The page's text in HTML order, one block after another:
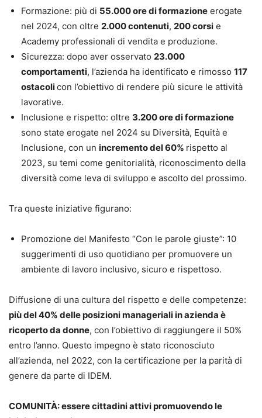
Formazione: più di 55.000 ore di formazione erogate
nel 2024, con oltre 2.000 contenuti, 200 corsi e
Academy professionali di vendita e produzione.
Sicurezza: dopo aver osservato 23.000
comportamenti, l’azienda ha identificato e rimosso 117
ostacolicon l’obiettivo di rendere più sicure le attività
lavorative.
Inclusione e rispetto: oltre 3.200 ore di formazione
sono state erogate nel 2024 su Diversità, Equità e
Inclusione, con un incremento del 60% rispetto al
2023, su temi come genitorialità, riconoscimento della
diversità come leva di sviluppo e ascolto del prossimo.
Tra queste iniziative figurano:
Promozione del Manifesto “Con le parole giuste”: 10
suggerimenti di uso quotidiano per promuovere un
ambiente di lavoro inclusivo, sicuro e rispettoso.
Diffusione di una cultura del rispetto e delle competenze:
più del 40% delle posizioni manageriali in azienda è
ricoperto da donne, con l’obiettivo di raggiungere il 50%
entro l’anno. Questo impegno è stato riconosciuto
all’azienda, nel 2022, con la certificazione per la parità di
genere da parte di IDEM.
COMUNITÀ: essere cittadini attivi promuovendo le